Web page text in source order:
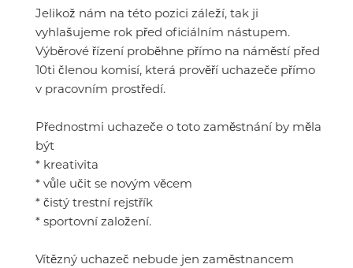
Jelikož nám na této pozici záleží, tak ji
vyhlašujeme rok před oficiálním nástupem.
Výběrové řízení proběhne přímo na náměstí před
10ti členou komisí, která prověří uchazeče přímo
v pracovním prostředí.
Přednostmi uchazeče o toto zaměstnání by měla
být
* kreativita
* vůle učit se novým věcem
* čistý trestní rejstřík
* sportovní založení.
Vítězný uchazeč nebude jen zaměstnancem